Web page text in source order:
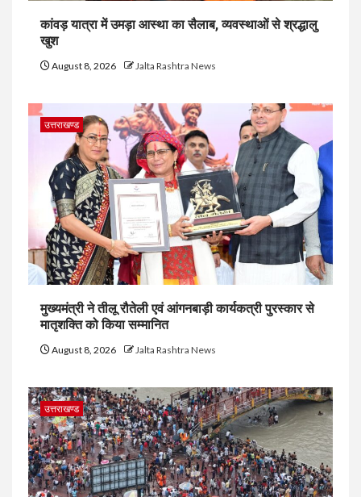
कांवड़ यात्रा में उमड़ा आस्था का सैलाब, व्यवस्थाओं से श्रद्धालु
खुश
August 8, 2026 Jalta Rashtra News
उत्तराखण्ड
मुख्यमंत्री ने तीलू रौतेली एवं आंगनबाड़ी कार्यकत्री पुरस्कार से
मातृशक्ति को किया सम्मानित
August 8, 2026 Jalta Rashtra News
उत्तराखण्ड